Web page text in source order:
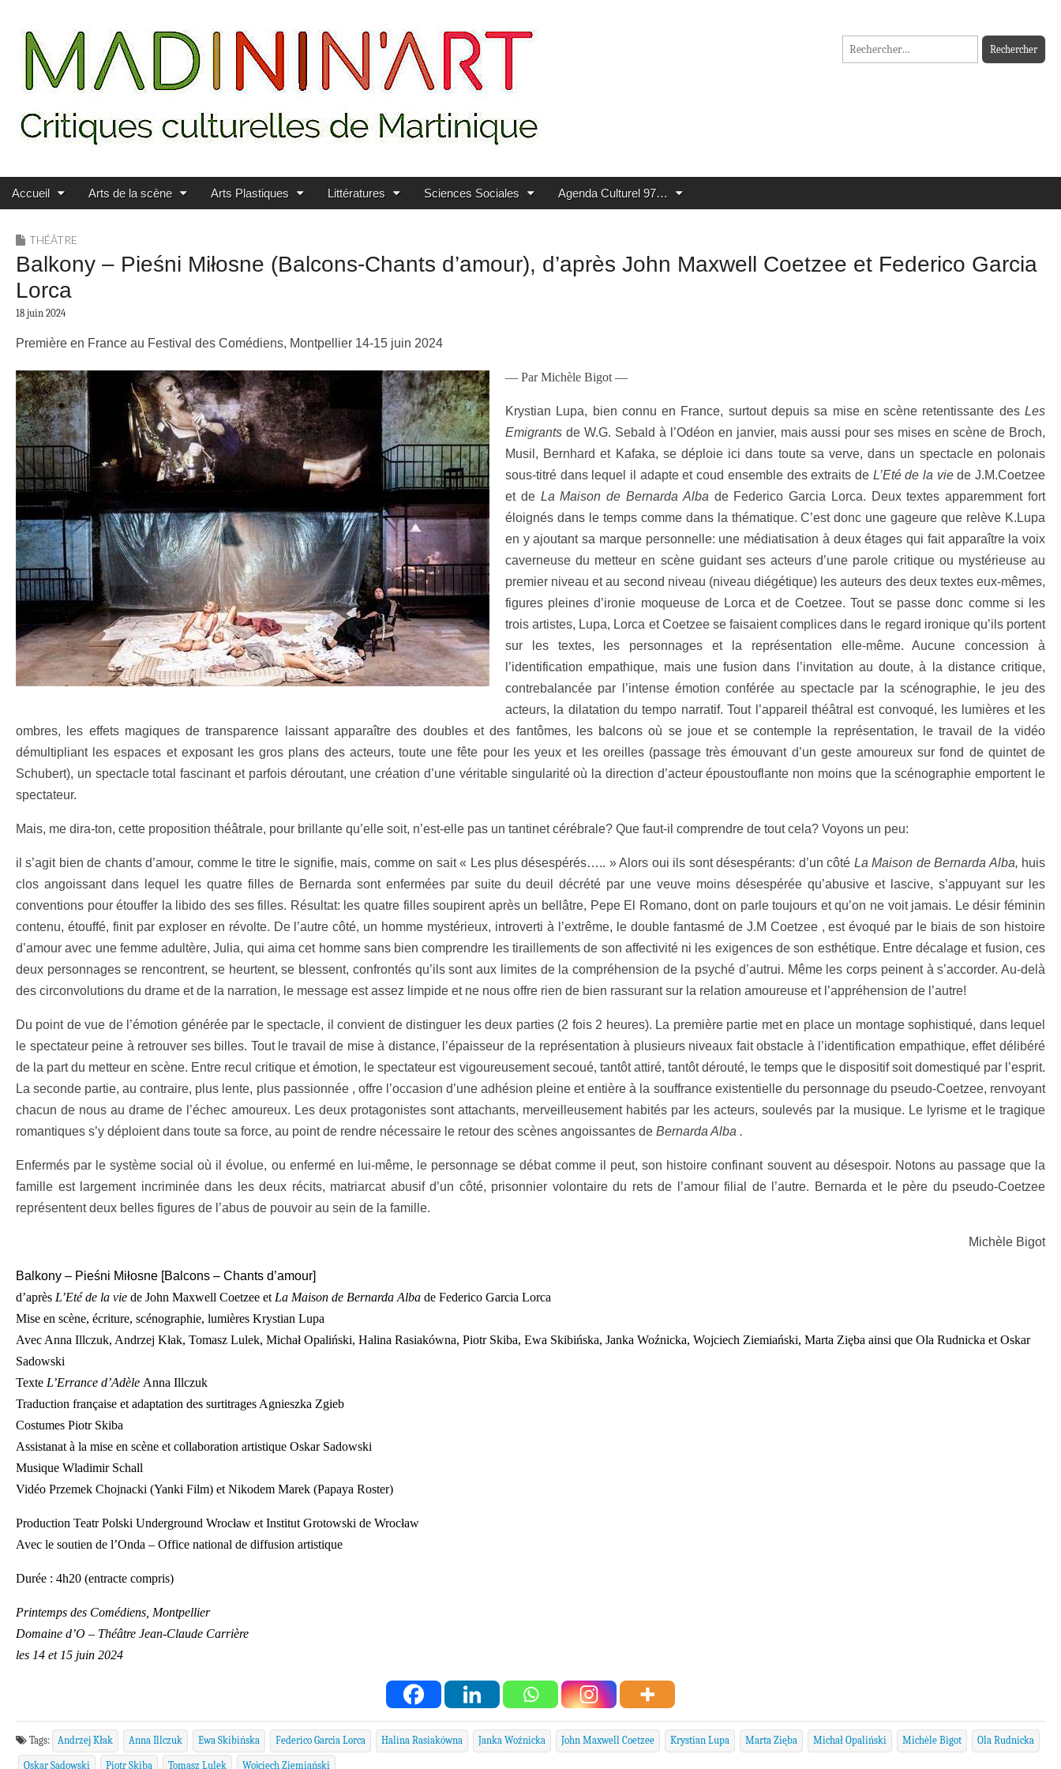
MADININ'ART
Rechercher :
Main menu
Skip to content
Accueil Arts de la scène Arts Plastiques Littératures Sciences Sociales Agenda Culturel 97…
THÉÂTRE
Balkony – Pieśni Miłosne (Balcons-Chants d’amour), d’après John Maxwell Coetzee et Federico Garcia
Lorca
18 juin 2024
Première en France au Festival des Comédiens, Montpellier 14-15 juin 2024
— Par Michèle Bigot —
Krystian Lupa, bien connu en France, surtout depuis sa mise en scène retentissante des Les
Emigrants de W.G. Sebald à l’Odéon en janvier, mais aussi pour ses mises en scène de Broch,
Musil, Bernhard et Kafaka, se déploie ici dans toute sa verve, dans un spectacle en polonais
sous-titré dans lequel il adapte et coud ensemble des extraits de L’Eté de la viede J.M.Coetzee
et de La Maison de Bernarda Alba de Federico Garcia Lorca. Deux textes apparemment fort
éloignés dans le temps comme dans la thématique. C’est donc une gageure que relève K.Lupa
en y ajoutant sa marque personnelle: une médiatisation à deux étages qui fait apparaître la voix
caverneuse du metteur en scène guidant ses acteurs d’une parole critique ou mystérieuse au
premier niveau et au second niveau (niveau diégétique) les auteurs des deux textes eux-mêmes,
figures pleines d’ironie moqueuse de Lorca et de Coetzee. Tout se passe donc comme si les
trois artistes, Lupa, Lorca et Coetzee se faisaient complices dans le regard ironique qu’ils portent
sur les textes, les personnages et la représentation elle-même. Aucune concession à
l’identification empathique, mais une fusion dans l’invitation au doute, à la distance critique,
contrebalancée par l’intense émotion conférée au spectacle par la scénographie, le jeu des
acteurs, la dilatation du tempo narratif. Tout l’appareil théâtral est convoqué, les lumières et les
ombres, les effets magiques de transparence laissant apparaître des doubles et des fantômes, les balcons où se joue et se contemple la représentation, le travail de la vidéo
démultipliant les espaces et exposant les gros plans des acteurs, toute une fête pour les yeux et les oreilles (passage très émouvant d’un geste amoureux sur fond de quintet de
Schubert), un spectacle total fascinant et parfois déroutant, une création d’une véritable singularité où la direction d’acteur époustouflante non moins que la scénographie emportent le
spectateur.
Mais, me dira-ton, cette proposition théâtrale, pour brillante qu’elle soit, n’est-elle pas un tantinet cérébrale? Que faut-il comprendre de tout cela? Voyons un peu:
il s’agit bien de chants d’amour, comme le titre le signifie, mais, comme on sait « Les plus désespérés….. » Alors oui ils sont désespérants: d’un côté La Maison de Bernarda Alba, huis
clos angoissant dans lequel les quatre filles de Bernarda sont enfermées par suite du deuil décrété par une veuve moins désespérée qu’abusive et lascive, s’appuyant sur les
conventions pour étouffer la libido des ses filles. Résultat: les quatre filles soupirent après un bellâtre, Pepe El Romano, dont on parle toujours et qu’on ne voit jamais. Le désir féminin
contenu, étouffé, finit par exploser en révolte. De l’autre côté, un homme mystérieux, introverti à l’extrême, le double fantasmé de J.M Coetzee , est évoqué par le biais de son histoire
d’amour avec une femme adultère, Julia, qui aima cet homme sans bien comprendre les tiraillements de son affectivité ni les exigences de son esthétique. Entre décalage et fusion, ces
deux personnages se rencontrent, se heurtent, se blessent, confrontés qu’ils sont aux limites de la compréhension de la psyché d’autrui. Même les corps peinent à s’accorder. Au-delà
des circonvolutions du drame et de la narration, le message est assez limpide et ne nous offre rien de bien rassurant sur la relation amoureuse et l’appréhension de l’autre!
Du point de vue de l’émotion générée par le spectacle, il convient de distinguer les deux parties (2 fois 2 heures). La première partie met en place un montage sophistiqué, dans lequel
le spectateur peine à retrouver ses billes. Tout le travail de mise à distance, l’épaisseur de la représentation à plusieurs niveaux fait obstacle à l’identification empathique, effet délibéré
de la part du metteur en scène. Entre recul critique et émotion, le spectateur est vigoureusement secoué, tantôt attiré, tantôt dérouté, le temps que le dispositif soit domestiqué par l’esprit.
La seconde partie, au contraire, plus lente, plus passionnée , offre l’occasion d’une adhésion pleine et entière à la souffrance existentielle du personnage du pseudo-Coetzee, renvoyant
chacun de nous au drame de l’échec amoureux. Les deux protagonistes sont attachants, merveilleusement habités par les acteurs, soulevés par la musique. Le lyrisme et le tragique
romantiques s’y déploient dans toute sa force, au point de rendre nécessaire le retour des scènes angoissantes de Bernarda Alba .
Enfermés par le système social où il évolue, ou enfermé en lui-même, le personnage se débat comme il peut, son histoire confinant souvent au désespoir. Notons au passage que la
famille est largement incriminée dans les deux récits, matriarcat abusif d’un côté, prisonnier volontaire du rets de l’amour filial de l’autre. Bernarda et le père du pseudo-Coetzee
représentent deux belles figures de l’abus de pouvoir au sein de la famille.
Michèle Bigot
Balkony – Pieśni Miłosne [Balcons – Chants d’amour]
d’après L’Eté de la vie de John Maxwell Coetzee et La Maison de Bernarda Alba de Federico Garcia Lorca
Mise en scène, écriture, scénographie, lumières Krystian Lupa
Avec Anna Illczuk, Andrzej Kłak, Tomasz Lulek, Michał Opaliński, Halina Rasiakówna, Piotr Skiba, Ewa Skibińska, Janka Woźnicka, Wojciech Ziemiański, Marta Ziȩba ainsi que Ola Rudnicka et Oskar
Sadowski
Texte L’Errance d’Adèle Anna Illczuk
Traduction française et adaptation des surtitrages Agnieszka Zgieb
Costumes Piotr Skiba
Assistanat à la mise en scène et collaboration artistique Oskar Sadowski
Musique Wladimir Schall
Vidéo Przemek Chojnacki (Yanki Film) et Nikodem Marek (Papaya Roster)
Production Teatr Polski Underground Wrocław et Institut Grotowski de Wrocław
Avec le soutien de l’Onda – Office national de diffusion artistique
Durée : 4h20 (entracte compris)
Printemps des Comédiens, Montpellier
Domaine d’O – Théâtre Jean-Claude Carrière
les 14 et 15 juin 2024
Tags: Andrzej Kłak Anna Illczuk Ewa Skibińska Federico Garcia Lorca Halina Rasiakówna Janka Woźnicka John Maxwell Coetzee Krystian Lupa Marta Ziȩba Michał Opaliński Michèle Bigot Ola Rudnicka
Oskar Sadowski Piotr Skiba Tomasz Lulek Wojciech Ziemiański